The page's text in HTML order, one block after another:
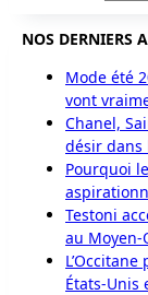
NOS DERNIERS
Mode été
vont
Chanel,
désir dans
Pourquoi
Testoni
au Moyen-
États-Unis